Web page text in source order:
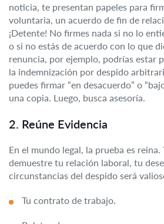
noticia, te presentan papeles para
voluntaria, un acuerdo de fin de
¡Detente! No firmes nada si no lo
o si no estás de acuerdo con lo que
renuncia, por ejemplo, podrías estar
la indemnización por despido
puedes firmar “en desacuerdo” o
una copia. Luego, busca asesoría.
2. Reúne Evidencia
En el mundo legal, la prueba es reina.
demuestre tu relación laboral, tu
circunstancias del despido será
Tu contrato de trabajo.